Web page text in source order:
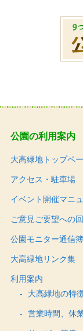
公園の利用案内
大高緑地トップペ
アクセス・駐車場
イベント開催マニ
ご意見ご要望への
公園モニター通信簿
大高緑地リンク集
利用案内
大高緑地の特
営業時間、休